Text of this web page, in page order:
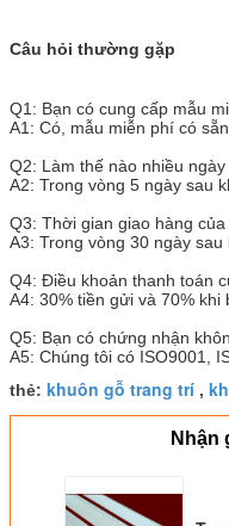
Câu hỏi thường gặp
Q1: Bạn có cung cấp mẫu
A1: Có, mẫu miễn phí có sẵn.
Q2: Làm thế nào nhiều
A2: Trong vòng 5 ngày sau
Q3: Thời gian giao hàng
A3: Trong vòng 30 ngày
Q4: Điều khoản thanh toán
A4: 30% tiền gửi và 70% khi
Q5: Bạn có chứng nhận
A5: Chúng tôi có ISO9001,
thẻ: khuôn gỗ trang trí ,
Nhận